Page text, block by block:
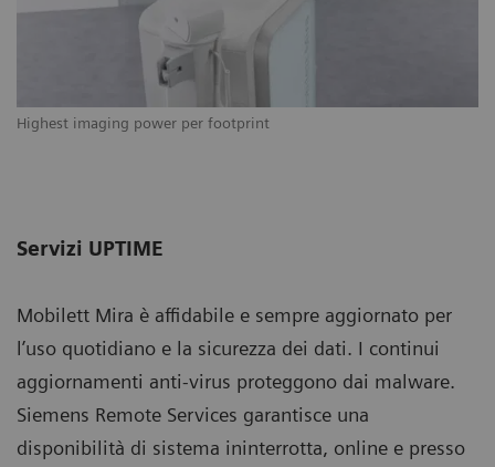
Highest imaging power per footprint
Servizi UPTIME
Mobilett Mira è affidabile e sempre aggiornato per
l’uso quotidiano e la sicurezza dei dati. I continui
aggiornamenti anti-virus proteggono dai malware.
Siemens Remote Services garantisce una
disponibilità di sistema ininterrotta, online e presso